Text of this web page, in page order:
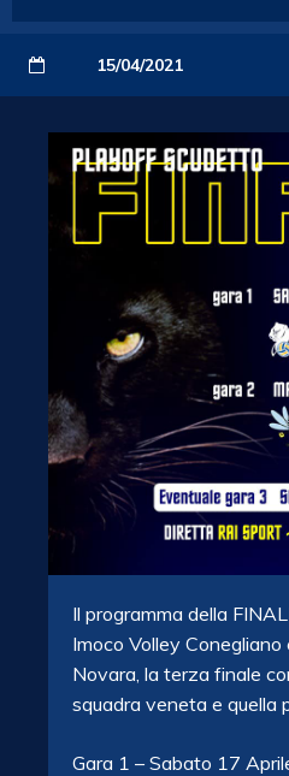
15/04/2021
Il programma della
Imoco Volley Conegliano
Novara, la terza finale
squadra veneta e quella
Gara 1 – Sabato 17